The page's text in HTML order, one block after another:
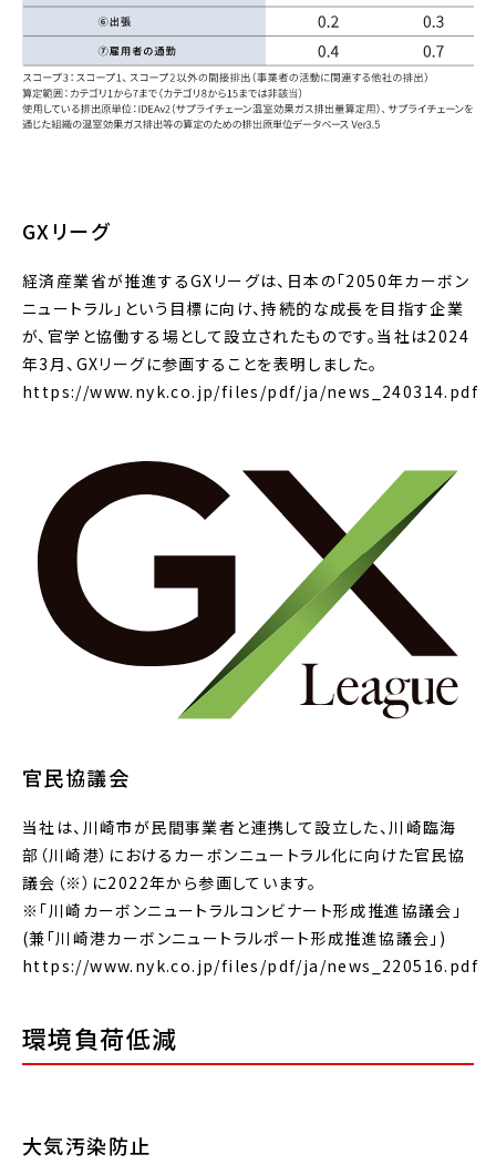
GXリーグ
経済産業省が推進するGXリーグは、日本の「2050年カーボン
ニュートラル」という目標に向け、持続的な成長を目指す企業
が、官学と協働する場として設立されたものです。当社は2024
年3月、GXリーグに参画することを表明しました。
https://www.nyk.co.jp/files/pdf/ja/news_240314.pdf
官民協議会
当社は、川崎市が民間事業者と連携して設立した、川崎臨海
部（川崎港）におけるカーボンニュートラル化に向けた官民協
議会（※）に2022年から参画しています。
※「川崎カーボンニュートラルコンビナート形成推進協議会」
(兼「川崎港カーボンニュートラルポート形成推進協議会」)
https://www.nyk.co.jp/files/pdf/ja/news_220516.pdf
環境負荷低減
大気汚染防止